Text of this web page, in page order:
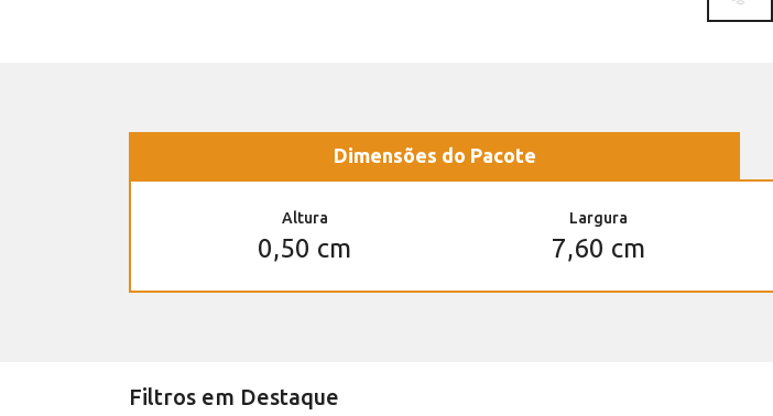
Dimensões do Pacote
Altura
0,50 cm
Largura
7,60 cm
Filtros em Destaque